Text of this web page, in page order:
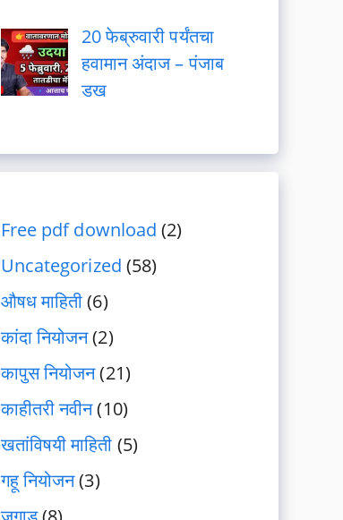
20 फेब्रुवारी पर्यंतचा
हवामान अंदाज – पंजाब
डख
Free pdf download (2)
Uncategorized (58)
औषध माहिती(6)
कांदा नियोजन(2)
कापुस नियोजन(21)
काहीतरी नवीन(10)
खतांविषयी माहिती (5)
गहू नियोजन(3)